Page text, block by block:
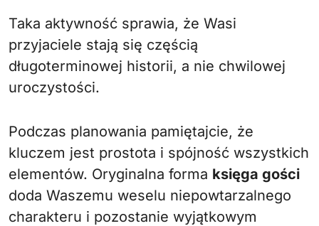
Taka aktywność sprawia, że Wasi
przyjaciele stają się częścią
długoterminowej historii, a nie chwilowej
uroczystości.
Podczas planowania pamiętajcie, że
kluczem jest prostota i spójność wszystkich
elementów. Oryginalna forma księga gości
doda Waszemu weselu niepowtarzalnego
charakteru i pozostanie wyjątkowym